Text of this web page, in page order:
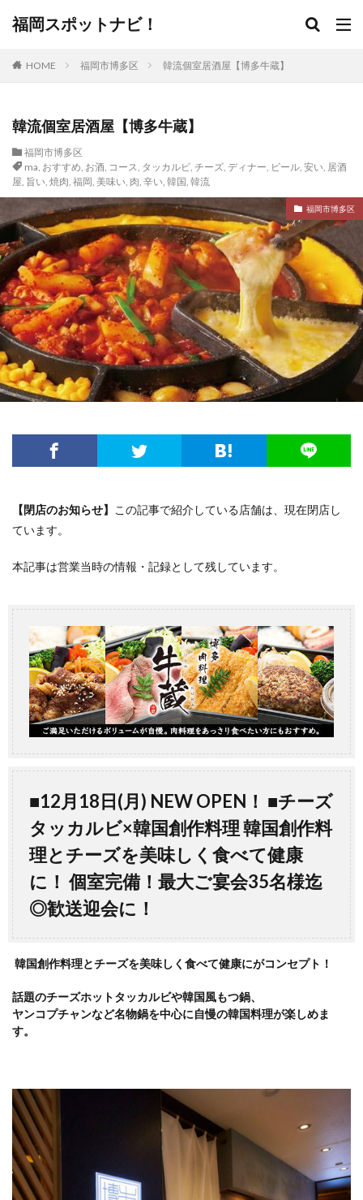
福岡スポットナビ！
HOME 福岡市博多区 韓流個室居酒屋【博多牛蔵】
韓流個室居酒屋【博多牛蔵】
福岡市博多区
ma, おすすめ, お酒, コース, タッカルビ, チーズ, ディナー, ビール, 安い, 居酒
屋, 旨い, 焼肉, 福岡, 美味い, 肉, 辛い, 韓国, 韓流
福岡市博多区
【閉店のお知らせ】
この記事で紹介している店舗は、現在閉店し
ています。
本記事は営業当時の情報・記録として残しています。
■12月18日(月) NEW OPEN！ ■チーズ
タッカルビ×韓国創作料理 韓国創作料
理とチーズを美味しく食べて健康
に！ 個室完備！最大ご宴会35名様迄
◎歓送迎会に！
韓国創作料理とチーズを美味しく食べて健康にがコンセプト！
話題のチーズホットタッカルビや韓国風もつ鍋、
ヤンコプチャンなど名物鍋を中心に自慢の韓国料理が楽しめま
す。